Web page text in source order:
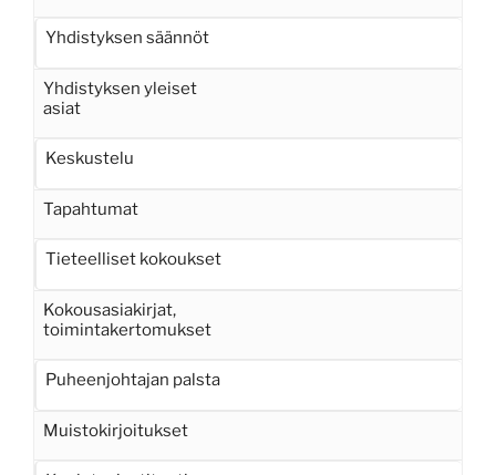
Yhdistyksen säännöt
Yhdistyksen yleiset
asiat
Keskustelu
Tapahtumat
Tieteelliset kokoukset
Kokousasiakirjat,
toimintakertomukset
Puheenjohtajan palsta
Muistokirjoitukset